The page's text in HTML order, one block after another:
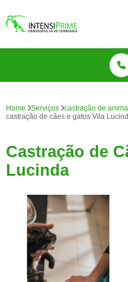
Home Serviços castração de
castração de cães e gatos Vila
Castração de
Lucinda